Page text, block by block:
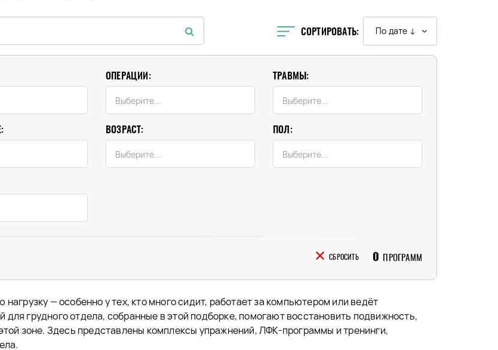
СОРТИРОВАТЬ: По дате ↓
ОПЕРАЦИИ: ТРАВМЫ:
ВОЗРАСТ: ПОЛ:
СБРОСИТЬ 0 ПРОГРАММ
— особенно у тех, кто много сидит, работает за компьютером или ведёт
грудного отдела, собранные в этой подборке, помогают восстановить подвижность,
зоне. Здесь представлены комплексы упражнений, ЛФК-программы и тренинги,